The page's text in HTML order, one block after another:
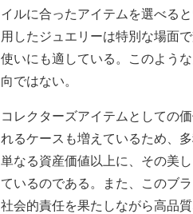
イルに合ったアイテムを選べる
用したジュエリーは特別な場面
使いにも適している。このよう
向ではない。
コレクターズアイテムとしての
れるケースも増えているため、
単なる資産価値以上に、その美
ているのである。また、このブ
社会的責任を果たしながら高品